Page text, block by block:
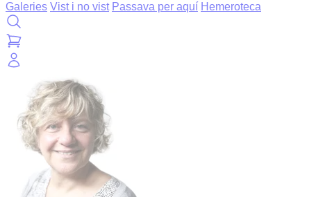
Galeries Vist i no vist Passava per aquí Hemeroteca